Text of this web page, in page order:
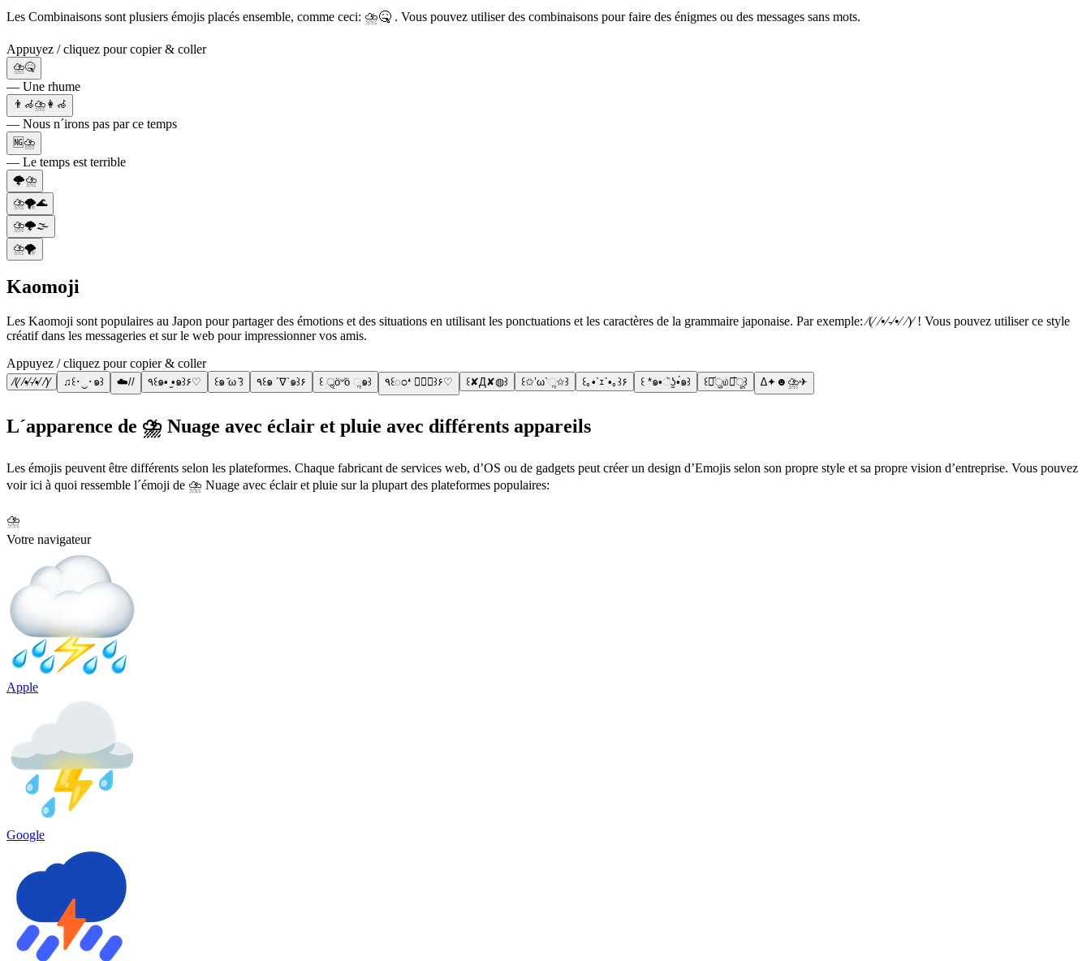
Les Combinaisons sont plusiers émojis placés ensemble, comme ceci: ⛈️🤒 . Vous pouvez utiliser des combinaisons pour faire des énigmes ou des messages sans mots.
Appuyez / cliquez pour copier & coller
⛈️🤒
— Une rhume
👨‍🦽⛈️👩‍🦽
— Nous n´irons pas par ce temps
🆖⛈️
— Le temps est terrible
🌩️⛈️
⛈️🌪️🌊
⛈️🌩️🌫️
⛈️🌪️
Kaomoji
Les Kaomoji sont populaires au Japon pour partager des émotions et des situations en utilisant les ponctuations et les caractères de la grammaire japonaise. Par exemple: ⁄(⁄ ⁄•⁄-⁄•⁄ ⁄)⁄ ! Vous pouvez utiliser ce style
créatif dans les messageries et sur le web pour impressionner vos amis.
Appuyez / cliquez pour copier & coller
⁄(⁄ ⁄•⁄-⁄•⁄ ⁄)⁄ ♫꒰･‿･๑꒱ ☁️// ٩꒰๑• ̫•๑꒱۶♡ ꒰๑ ᷄ω ᷅꒱ ٩꒰๑ ´∇`๑꒱۶ ꒰ ॢö৺ö ૢ๑꒱ ٩꒰ಂ❛ ▿❛ಂ꒱۶♡ ꒰✘Д✘◍꒱ ꒰✩’ω`ૢ✩꒱ ꒰｡•`ｪ´•｡꒱۶ ꒰ *๑•ૅʖ̫•́๑꒱ ꒰･᷄ु௰･᷅ू꒱ ∆✦☻⛈✈
L´apparence de ⛈️ Nuage avec éclair et pluie avec différents appareils
Les émojis peuvent être différents selon les plateformes. Chaque fabricant de services web, d’OS ou de gadgets peut créer un design d’Emojis selon son propre style et sa propre vision d’entreprise. Vous pouvez
voir ici à quoi ressemble l´émoji de ⛈️ Nuage avec éclair et pluie sur la plupart des plateformes populaires:
⛈️
Votre navigateur
Apple
Google